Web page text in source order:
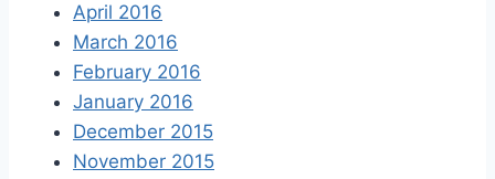
April 2016
March 2016
February 2016
January 2016
December 2015
November 2015